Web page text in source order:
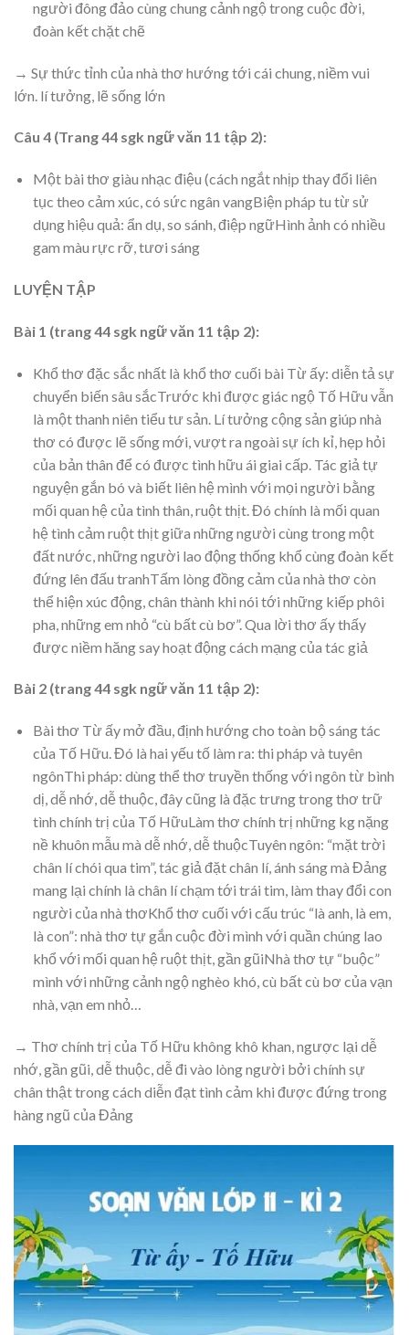
người đông đảo cùng chung cảnh ngộ trong cuộc đời,
đoàn kết chặt chẽ
→ Sự thức tỉnh của nhà thơ hướng tới cái chung, niềm vui
lớn. lí tưởng, lẽ sống lớn
Câu 4 (Trang 44 sgk ngữ văn 11 tập 2):
Một bài thơ giàu nhạc điệu (cách ngắt nhịp thay đổi liên
tục theo cảm xúc, có sức ngân vangBiện pháp tu từ sử
dụng hiệu quả: ẩn dụ, so sánh, điệp ngữHình ảnh có nhiều
gam màu rực rỡ, tươi sáng
LUYỆN TẬP
Bài 1 (trang 44 sgk ngữ văn 11 tập 2):
Khổ thơ đặc sắc nhất là khổ thơ cuối bài Từ ấy: diễn tả sự
chuyển biến sâu sắcTrước khi được giác ngộ Tố Hữu vẫn
là một thanh niên tiểu tư sản. Lí tưởng cộng sản giúp nhà
thơ có được lẽ sống mới, vượt ra ngoài sự ích kỉ, hẹp hỏi
của bản thân để có được tình hữu ái giai cấp. Tác giả tự
nguyện gắn bó và biết liên hệ mình với mọi người bằng
mối quan hệ của tình thân, ruột thịt. Đó chính là mối quan
hệ tình cảm ruột thịt giữa những người cùng trong một
đất nước, những người lao động thống khổ cùng đoàn kết
đứng lên đấu tranhTấm lòng đồng cảm của nhà thơ còn
thể hiện xúc động, chân thành khi nói tới những kiếp phôi
pha, những em nhỏ “cù bất cù bơ”. Qua lời thơ ấy thấy
được niềm hăng say hoạt động cách mạng của tác giả
Bài 2 (trang 44 sgk ngữ văn 11 tập 2):
Bài thơ Từ ấy mở đầu, định hướng cho toàn bộ sáng tác
của Tố Hữu. Đó là hai yếu tố làm ra: thi pháp và tuyên
ngônThi pháp: dùng thể thơ truyền thống với ngôn từ bình
dị, dễ nhớ, dễ thuộc, đây cũng là đặc trưng trong thơ trữ
tình chính trị của Tố HữuLàm thơ chính trị những kg nặng
nề khuôn mẫu mà dễ nhớ, dễ thuộcTuyên ngôn: “mặt trời
chân lí chói qua tim”, tác giả đặt chân lí, ánh sáng mà Đảng
mang lại chính là chân lí chạm tới trái tim, làm thay đổi con
người của nhà thơKhổ thơ cuối với cấu trúc “là anh, là em,
là con”: nhà thơ tự gắn cuộc đời mình với quần chúng lao
khổ với mối quan hệ ruột thịt, gần gũiNhà thơ tự “buộc”
mình với những cảnh ngộ nghèo khó, cù bất cù bơ của vạn
nhà, vạn em nhỏ…
→ Thơ chính trị của Tố Hữu không khô khan, ngược lại dễ
nhớ, gần gũi, dễ thuộc, dễ đi vào lòng người bởi chính sự
chân thật trong cách diễn đạt tình cảm khi được đứng trong
hàng ngũ của Đảng